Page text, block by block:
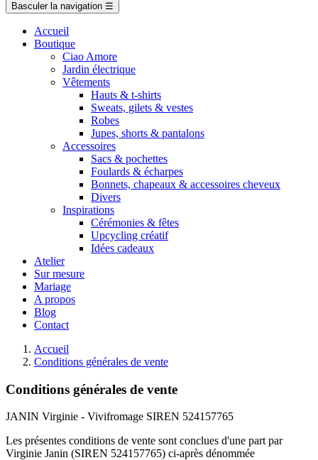
Basculer la navigation ☰
Accueil
Boutique
Ciao Amore
Jardin électrique
Vêtements
Hauts & t-shirts
Sweats, gilets & vestes
Robes
Jupes, shorts & pantalons
Accessoires
Sacs & pochettes
Foulards & écharpes
Bonnets, chapeaux & accessoires cheveux
Divers
Inspirations
Cérémonies & fêtes
Upcycling créatif
Idées cadeaux
Atelier
Sur mesure
Mariage
A propos
Blog
Contact
Accueil
Conditions générales de vente
Conditions générales de vente
JANIN Virginie - Vivifromage SIREN 524157765
Les présentes conditions de vente sont conclues d'une part par
Virginie Janin (SIREN 524157765) ci-après dénommée